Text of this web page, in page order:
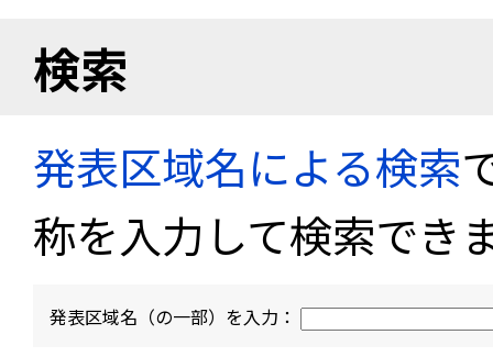
検索
発表区域名による検索
称を入力して検索でき
発表区域名（の一部）を入力：